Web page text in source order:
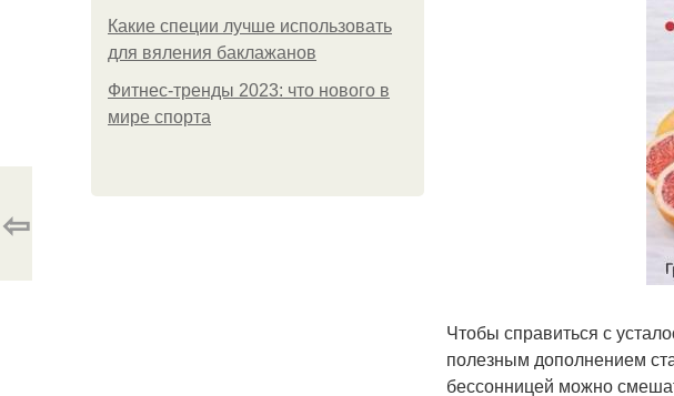
Какие специи лучше использовать
для вяления баклажанов
Фитнес-тренды 2023: что нового в
мире спорта
Чтобы справиться с
полезным дополнением
бессонницей можно
⇦